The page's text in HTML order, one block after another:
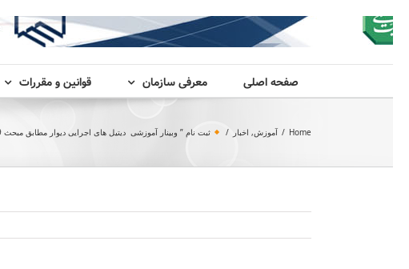
صفحه اصلی معرفی سازمان قوانین و مقررات
Home
/ آموزش, اخبار / ثبت نام ” وبینار آموزشی دیتیل های اجرایی دیوار مطابق مبحث 19 مقررات ملی ساختمان “